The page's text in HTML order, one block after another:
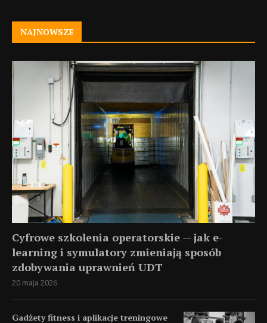
NAJNOWSZE
Cyfrowe szkolenia operatorskie — jak e-
learning i symulatory zmieniają sposób
zdobywania uprawnień UDT
20 maja 2026
Gadżety fitness i aplikacje treningowe